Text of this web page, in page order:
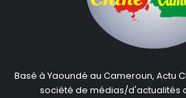
Basé à Yaoundé au Cameroun, Actu
société de médias/d'actualités